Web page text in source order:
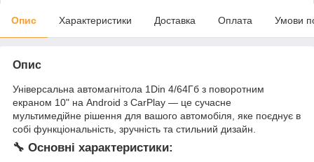
Опис Характеристики Доставка Оплата Умови
Опис
Універсальна автомагнітола 1Din 4/64Гб з поворотним
екраном 10" на Android з CarPlay — це сучасне
мультимедійне рішення для вашого автомобіля, яке поєднує в
собі функціональність, зручність та стильний дизайн.
🔧 Основні характеристики: